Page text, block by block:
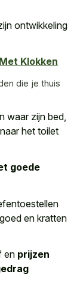
ontwikkeling
Klokken
die je thuis
waar zijn bed,
het toilet
goede
en kratten
en prijzen